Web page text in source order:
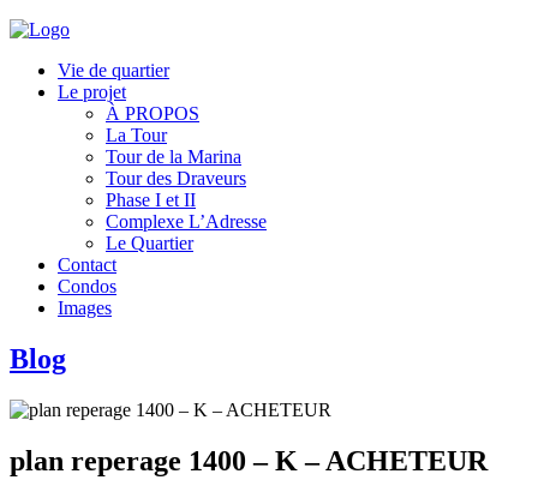
Vie de quartier
Le projet
À PROPOS
La Tour
Tour de la Marina
Tour des Draveurs
Phase I et II
Complexe L’Adresse
Le Quartier
Contact
Condos
Images
Blog
plan reperage 1400 – K – ACHETEUR